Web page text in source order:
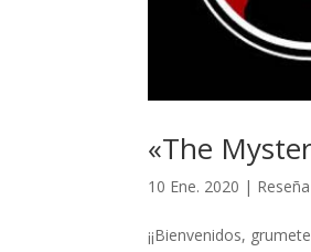
«The
10 Ene. 2020 | Reseña
¡¡Bienvenidos,